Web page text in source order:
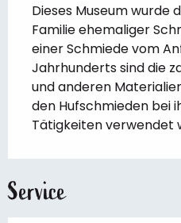
Dieses Museum wurde
Familie ehemaliger
einer Schmiede vom
Jahrhunderts sind die
und anderen
den Hufschmieden bei
Tätigkeiten verwendet
Service